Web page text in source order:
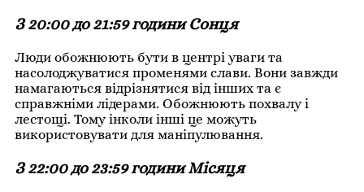
З 20:00 до 21:59 години Сонця
Люди обожнюють бути в центрі уваги та
насолоджуватися променями слави. Вони завжди
намагаються відрізнятися від інших та є
справжніми лідерами. Обожнюють похвалу і
лестощі. Тому інколи інші це можуть
використовувати для маніпулювання.
З 22:00 до 23:59 години Місяця